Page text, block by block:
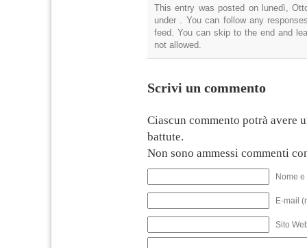
This entry was posted on lunedì,
under . You can follow any
feed. You can skip to the end and
not allowed.
Scrivi un commento
Ciascun commento potrà avere
battute.
Non sono ammessi commenti
Nome
E-mail
Sito